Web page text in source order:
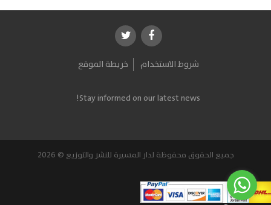
شروط الاستخدام خريطة الموقع
Stay informed on our latest news!
جميع الحقوق محفوظة لدار المسيرة للنشر والتوزيع © 2026